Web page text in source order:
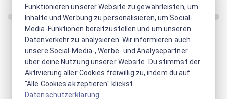
Funktionieren unserer Website zu gewährleisten, um
Inhalte und Werbung zu personalisieren, um Social-
Media-Funktionen bereitzustellen und um unseren
Datenverkehr zu analysieren. Wir informieren auch
unsere Social-Media-, Werbe- und Analysepartner
über deine Nutzung unserer Website. Du stimmst der
Aktivierung aller Cookies freiwillig zu, indem du auf
"Alle Cookies akzeptieren" klickst.
Datenschutzerklärung